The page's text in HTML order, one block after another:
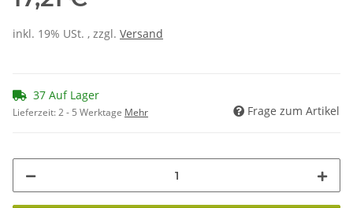
inkl. 19% USt. , zzgl. Versand
37 Auf Lager
Lieferzeit:2 - 5 Werktage Mehr Frage zum Artikel